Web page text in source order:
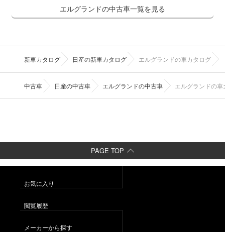
エルグランドの中古車一覧を見る
新車カタログ 日産の新車カタログ エルグランドの車カタログ
中古車 日産の中古車 エルグランドの中古車 エルグランドの
PAGE TOP
お気に入り
閲覧履歴
メーカーから探す